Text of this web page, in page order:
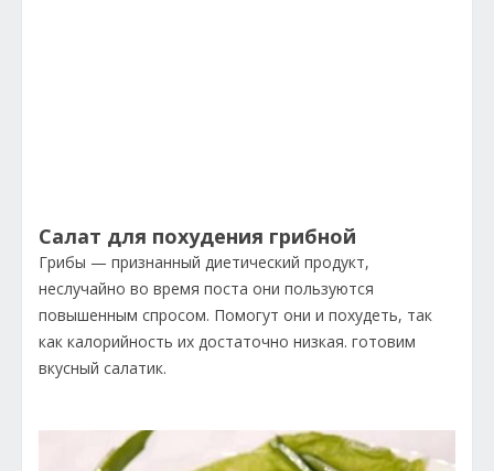
Салат для похудения грибной
Грибы — признанный диетический продукт,
неслучайно во время поста они пользуются
повышенным спросом. Помогут они и похудеть, так
как калорийность их достаточно низкая. готовим
вкусный салатик.